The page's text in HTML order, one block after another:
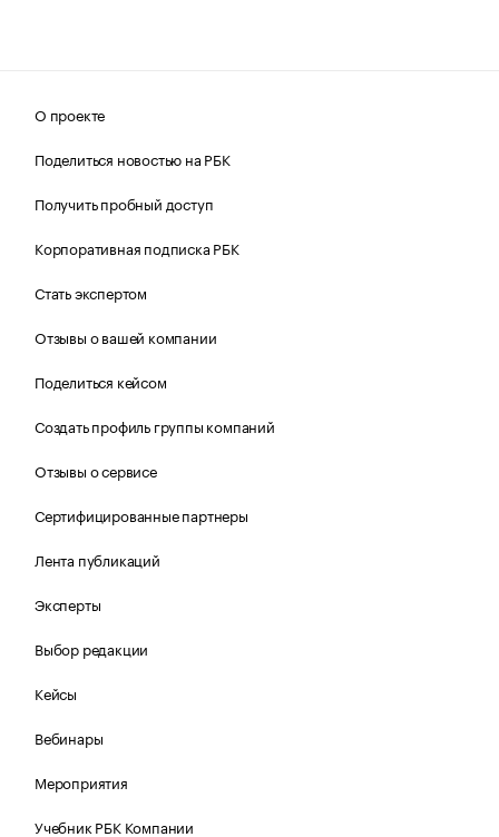
О проекте
Поделиться новостью на РБК
Получить пробный доступ
Корпоративная подписка РБК
Стать экспертом
Отзывы о вашей компании
Поделиться кейсом
Создать профиль группы компаний
Отзывы о сервисе
Сертифицированные партнеры
Лента публикаций
Эксперты
Выбор редакции
Кейсы
Вебинары
Мероприятия
Учебник РБК Компании